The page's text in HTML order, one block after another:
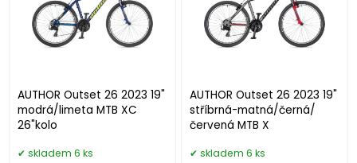
AUTHOR Outset 26 2023 19"
modrá/limeta MTB XC
26"kolo
skladem 6 ks
AUTHOR Outset 26 2023 19"
stříbrná-matná/černá/
červená MTB X
skladem 6 ks